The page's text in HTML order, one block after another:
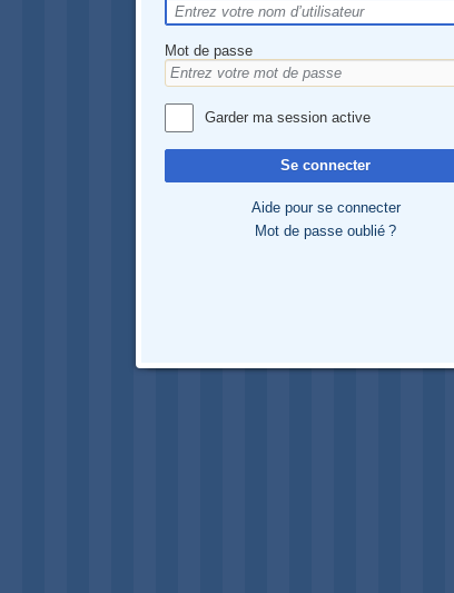
Mot de passe
Garder ma session active
Se connecter
Aide pour se connecter
Mot de passe oublié ?
Navigation